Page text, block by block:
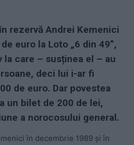
rezervă Andrei Kemenici
euro la Loto „6 din 49”,
care – susținea el – au
deci lui i-ar fi
de euro. Dar povestea
un bilet de 200 de lei,
a norocosului general.
în decembrie 1989 și în